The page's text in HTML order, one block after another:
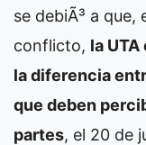
se debiÃ³ a que,
conflicto, la
la diferencia
que deben
partes, el 20 de